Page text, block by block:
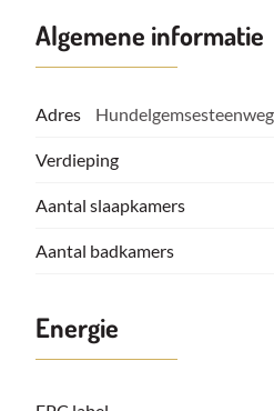
Algemene informatie
Adres
Verdieping
Aantal slaapkamers
Aantal badkamers
Energie